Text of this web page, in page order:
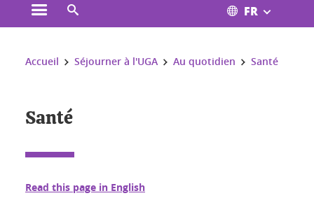
Ouvrir le menu principal FR
Vous êtes ici :
Accueil Séjourner à l'UGA Au quotidien Santé
Santé
Read this page in English